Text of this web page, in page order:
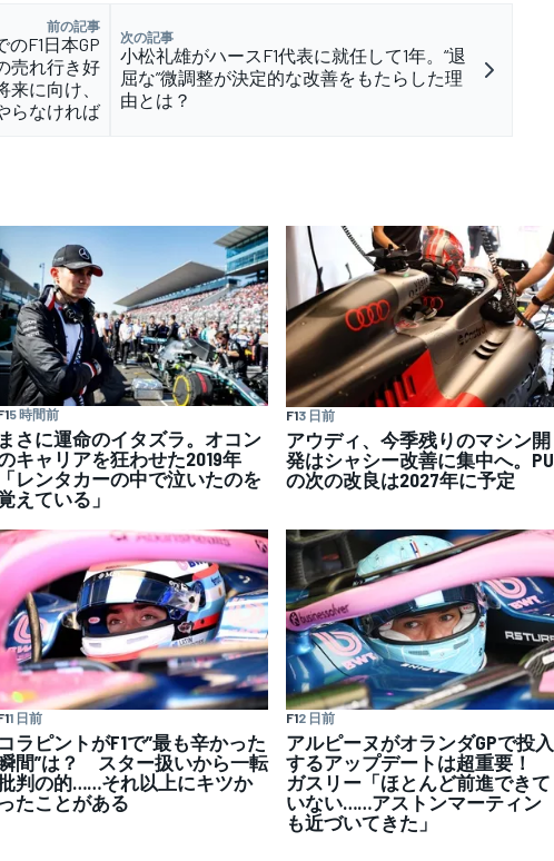
前の記事
のF1日本GP
売れ行き好
に向け、
らなければ
次の記事
小松礼雄がハースF1代表に就任して1年。“退
屈な”微調整が決定的な改善をもたらした理
由とは？
5 時間前
まさに運命のイタズラ。オコン
キャリアを狂わせた2019年
「レンタカーの中で泣いたのを
えている」
F13 日前
アウディ、今季残りのマシン開
発はシャシー改善に集中へ。PU
の次の改良は2027年に予定
1 日前
コラピントがF1で”最も辛かった
間”は？ スター扱いから一転
判の的……それ以上にキツか
ったことがある
F12 日前
アルピーヌがオランダGPで投入
するアップデートは超重要！
ガスリー「ほとんど前進できて
いない……アストンマーティン
も近づいてきた」